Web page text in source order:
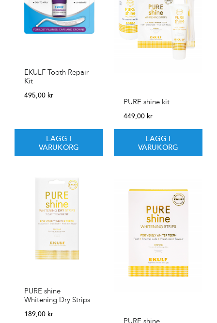
EKULF Tooth Repair
Kit
495,00 kr
LÄGG I
VARUKORG
PURE shine kit
449,00 kr
LÄGG I
VARUKORG
PURE shine
Whitening Dry Strips
189,00 kr
PURE shine